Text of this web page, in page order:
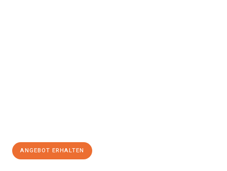
ANGEBOT ERHALTEN